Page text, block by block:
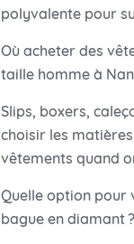
polyvalente pour
Où acheter des
taille homme à
Slips, boxers,
choisir les
vêtements quand
Quelle option pour
bague en diamant ?